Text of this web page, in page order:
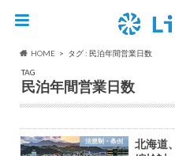
HOME
タグ : 民泊年間営業日数
TAG
民泊年間営業日数
法規制・条例
北海道